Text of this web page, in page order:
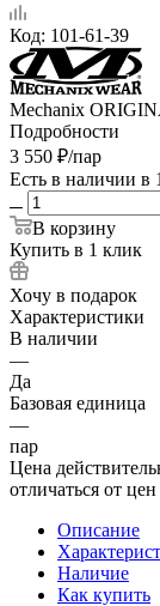
Код: 101-61-39
Mechanix
Подробности
3 550 ₽/пар
Есть в наличии в
В корзину
Купить в 1 клик
Хочу в подарок
Характеристики
В наличии
—
Да
Базовая единица
—
пар
Цена
отличаться от
Описание
Наличие
Как купить